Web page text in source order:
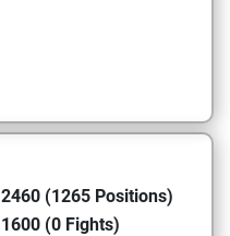
2460 (1265 Positions)
1600 (0 Fights)